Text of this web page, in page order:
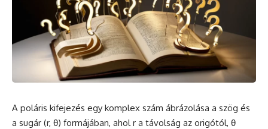
A poláris kifejezés egy komplex szám ábrázolása a szög és
a sugár (r, θ) formájában, ahol r a távolság az origótól, θ